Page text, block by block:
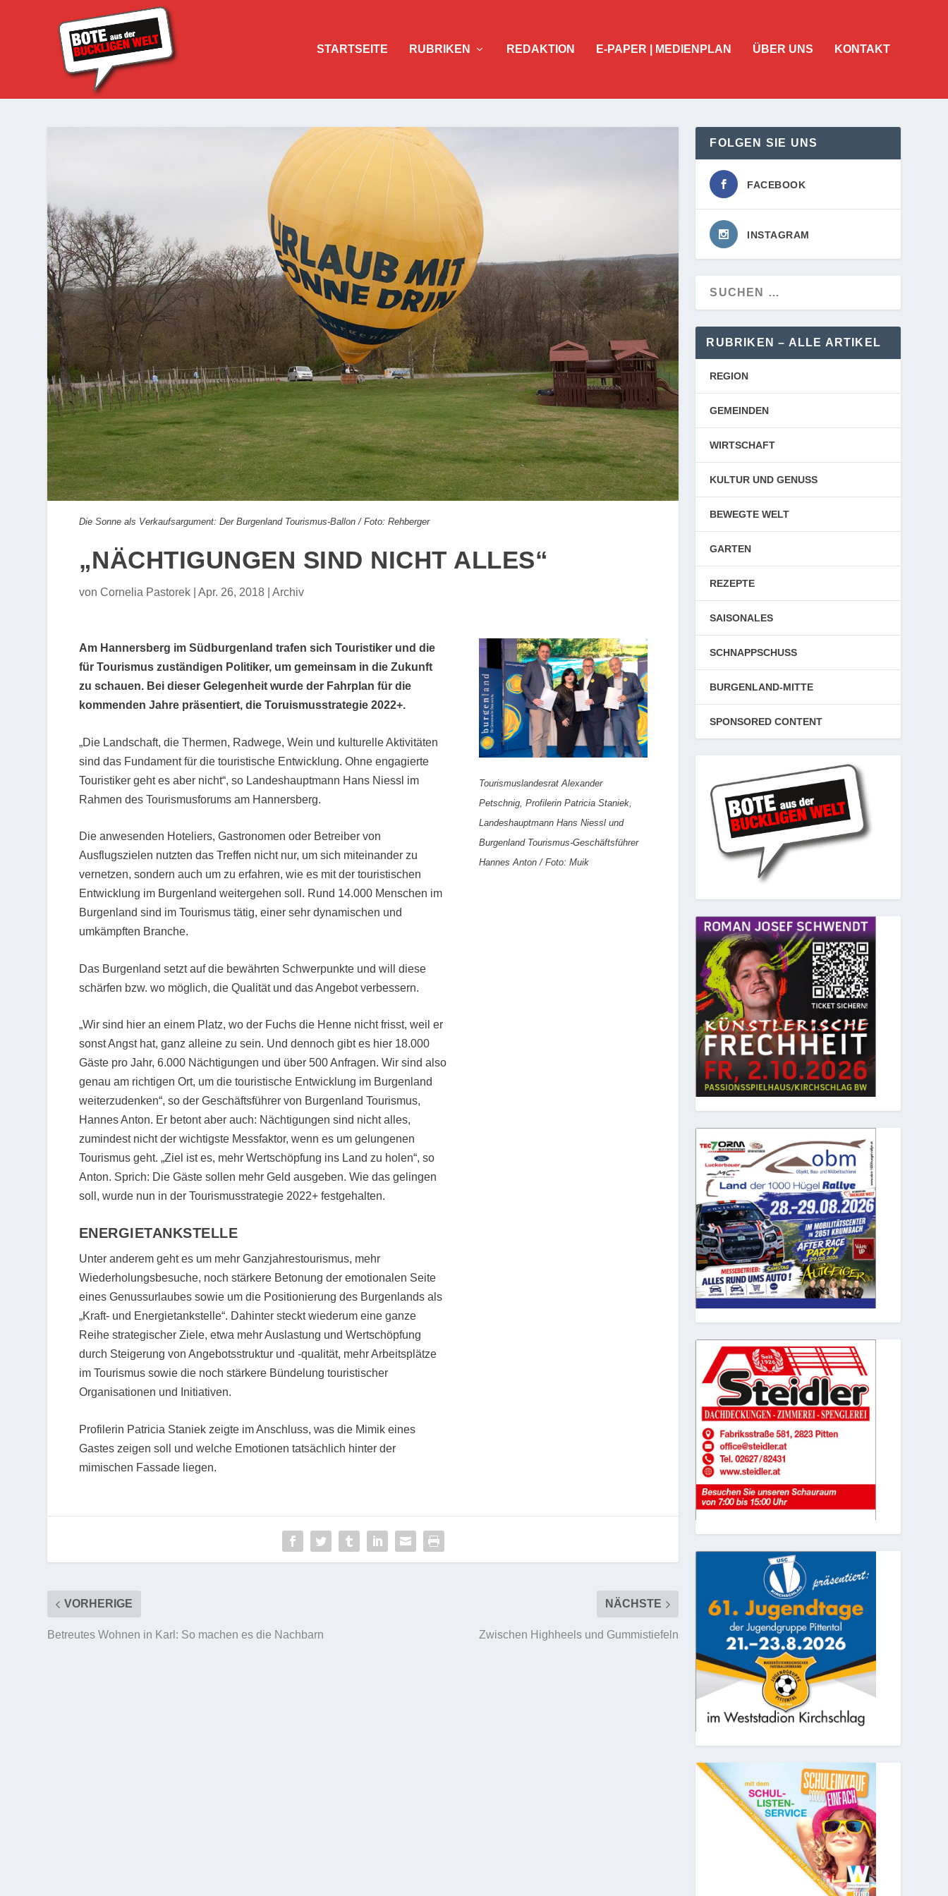
STARTSEITE RUBRIKEN REDAKTION E-PAPER | MEDIENPLAN ÜBER UNS KONTAKT
Die Sonne als Verkaufsargument: Der Burgenland Tourismus-Ballon / Foto: Rehberger
„NÄCHTIGUNGEN SIND NICHT ALLES“
von Cornelia Pastorek| Apr. 26, 2018| Archiv
Am Hannersberg im Südburgenland trafen sich Touristiker und die
für Tourismus zuständigen Politiker, um gemeinsam in die Zukunft
zu schauen. Bei dieser Gelegenheit wurde der Fahrplan für die
kommenden Jahre präsentiert, die Toruismusstrategie 2022+.
„Die Landschaft, die Thermen, Radwege, Wein und kulturelle Aktivitäten
sind das Fundament für die touristische Entwicklung. Ohne engagierte
Touristiker geht es aber nicht“, so Landeshauptmann Hans Niessl im
Rahmen des Tourismusforums am Hannersberg.
Die anwesenden Hoteliers, Gastronomen oder Betreiber von
Ausflugszielen nutzten das Treffen nicht nur, um sich miteinander zu
vernetzen, sondern auch um zu erfahren, wie es mit der touristischen
Entwicklung im Burgenland weitergehen soll. Rund 14.000 Menschen im
Burgenland sind im Tourismus tätig, einer sehr dynamischen und
umkämpften Branche.
Das Burgenland setzt auf die bewährten Schwerpunkte und will diese
schärfen bzw. wo möglich, die Qualität und das Angebot verbessern.
„Wir sind hier an einem Platz, wo der Fuchs die Henne nicht frisst, weil er
sonst Angst hat, ganz alleine zu sein. Und dennoch gibt es hier 18.000
Gäste pro Jahr, 6.000 Nächtigungen und über 500 Anfragen. Wir sind also
genau am richtigen Ort, um die touristische Entwicklung im Burgenland
weiterzudenken“, so der Geschäftsführer von Burgenland Tourismus,
Hannes Anton. Er betont aber auch: Nächtigungen sind nicht alles,
zumindest nicht der wichtigste Messfaktor, wenn es um gelungenen
Tourismus geht. „Ziel ist es, mehr Wertschöpfung ins Land zu holen“, so
Anton. Sprich: Die Gäste sollen mehr Geld ausgeben. Wie das gelingen
soll, wurde nun in der Tourismusstrategie 2022+ festgehalten.
ENERGIETANKSTELLE
Unter anderem geht es um mehr Ganzjahrestourismus, mehr
Wiederholungsbesuche, noch stärkere Betonung der emotionalen Seite
eines Genussurlaubes sowie um die Positionierung des Burgenlands als
„Kraft- und Energietankstelle“. Dahinter steckt wiederum eine ganze
Reihe strategischer Ziele, etwa mehr Auslastung und Wertschöpfung
durch Steigerung von Angebotsstruktur und -qualität, mehr Arbeitsplätze
im Tourismus sowie die noch stärkere Bündelung touristischer
Organisationen und Initiativen.
Profilerin Patricia Staniek zeigte im Anschluss, was die Mimik eines
Gastes zeigen soll und welche Emotionen tatsächlich hinter der
mimischen Fassade liegen.
Tourismuslandesrat Alexander
Petschnig, Profilerin Patricia Staniek,
Landeshauptmann Hans Niessl und
Burgenland Tourismus-Geschäftsführer
Hannes Anton / Foto: Muik
VORHERIGE
Betreutes Wohnen in Karl: So machen es die Nachbarn
NÄCHSTE
Zwischen Highheels und Gummistiefeln
FOLGEN SIE UNS
FACEBOOK
INSTAGRAM
RUBRIKEN – ALLE ARTIKEL
REGION
GEMEINDEN
WIRTSCHAFT
KULTUR UND GENUSS
BEWEGTE WELT
GARTEN
REZEPTE
SAISONALES
SCHNAPPSCHUSS
BURGENLAND-MITTE
SPONSORED CONTENT